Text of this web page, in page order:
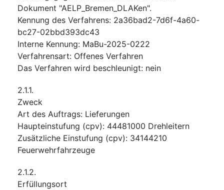
Dokument "AELP_Bremen_DLAKen".
Kennung des Verfahrens: 2a36bad2-7d6f-4a60-
bc27-02bbd393dc43
Interne Kennung: MaBu-2025-0222
Verfahrensart: Offenes Verfahren
Das Verfahren wird beschleunigt: nein
2.1.1.
Zweck
Art des Auftrags: Lieferungen
Haupteinstufung (cpv): 44481000 Drehleitern
Zusätzliche Einstufung (cpv): 34144210
Feuerwehrfahrzeuge
2.1.2.
Erfüllungsort